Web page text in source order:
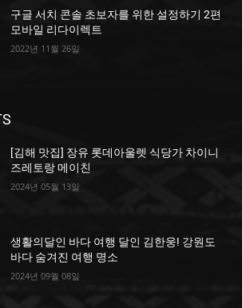
구글 서치 콘솔 초보자를 위한 설정하기 2편
모바일 리다이렉트
2022년 11월 26일
[김해 맛집] 장유 롯데아울렛 식당가 차이니
즈레토랑 메이친
2024년 05월 13일
생활의달인 바다 여행 달인 김한웅! 강원도
바다 숨겨진 여행 명소
2024년 09월 08일